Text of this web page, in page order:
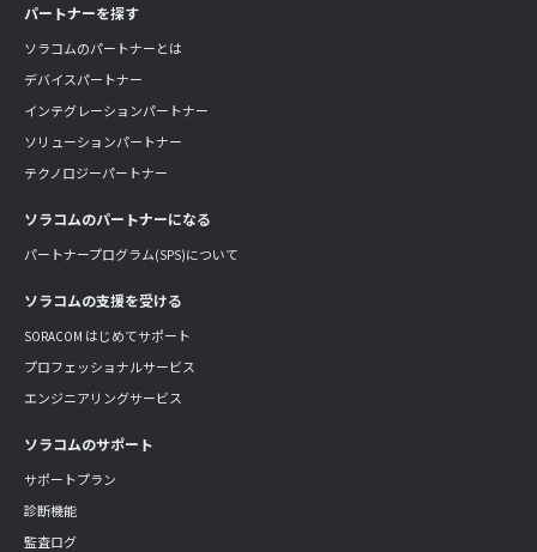
パートナーを探す
ソラコムのパートナーとは
デバイスパートナー
インテグレーションパートナー
ソリューションパートナー
テクノロジーパートナー
ソラコムのパートナーになる
パートナープログラム(SPS)について
ソラコムの支援を受ける
SORACOM はじめてサポート
プロフェッショナルサービス
エンジニアリングサービス
ソラコムのサポート
サポートプラン
診断機能
監査ログ